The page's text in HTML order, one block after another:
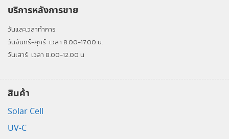
บริการหลังการขาย
วันและเวลาทำการ
วันจันทร์-ศุกร์ เวลา 8.00-17.00 น.
วันเสาร์ เวลา 8.00-12.00 น
สินค้า
Solar Cell
UV-C